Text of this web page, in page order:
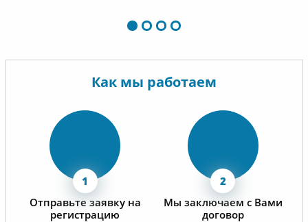
Как мы работаем
Отправьте заявку на
регистрацию
Мы заключаем с Вами
договор